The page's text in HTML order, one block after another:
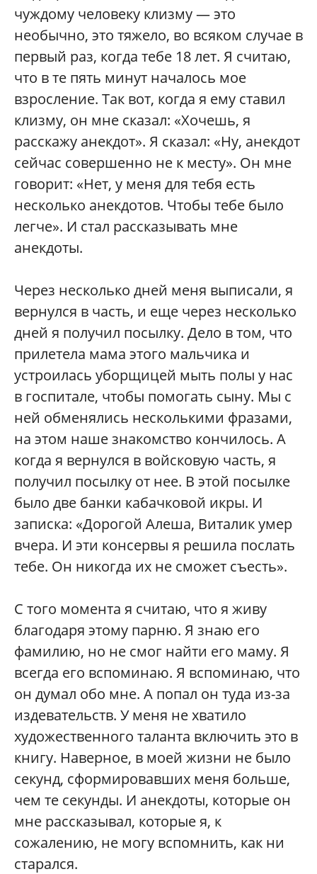
чуждому человеку клизму — это
необычно, это тяжело, во всяком случае в
первый раз, когда тебе 18 лет. Я считаю,
что в те пять минут началось мое
взросление. Так вот, когда я ему ставил
клизму, он мне сказал: «Хочешь, я
расскажу анекдот». Я сказал: «Ну, анекдот
сейчас совершенно не к месту». Он мне
говорит: «Нет, у меня для тебя есть
несколько анекдотов. Чтобы тебе было
легче». И стал рассказывать мне
анекдоты.
Через несколько дней меня выписали, я
вернулся в часть, и еще через несколько
дней я получил посылку. Дело в том, что
прилетела мама этого мальчика и
устроилась уборщицей мыть полы у нас
в госпитале, чтобы помогать сыну. Мы с
ней обменялись несколькими фразами,
на этом наше знакомство кончилось. А
когда я вернулся в войсковую часть, я
получил посылку от нее. В этой посылке
было две банки кабачковой икры. И
записка: «Дорогой Алеша, Виталик умер
вчера. И эти консервы я решила послать
тебе. Он никогда их не сможет съесть».
С того момента я считаю, что я живу
благодаря этому парню. Я знаю его
фамилию, но не смог найти его маму. Я
всегда его вспоминаю. Я вспоминаю, что
он думал обо мне. А попал он туда из-за
издевательств. У меня не хватило
художественного таланта включить это в
книгу. Наверное, в моей жизни не было
секунд, сформировавших меня больше,
чем те секунды. И анекдоты, которые он
мне рассказывал, которые я, к
сожалению, не могу вспомнить, как ни
старался.